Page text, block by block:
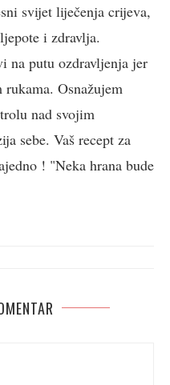
svijet liječenja crijeva,
i zdravlja.
na putu ozdravljenja jer
Osnažujem
nad svojim
sebe. Vaš recept za
! "Neka hrana bude